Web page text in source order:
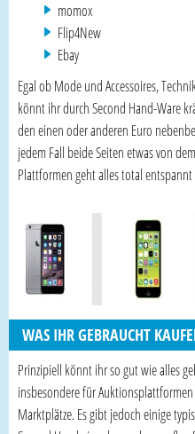
momox
Flip4New
Ebay
Egal ob Mode und Accessoires,
könnt ihr durch Second Hand-Ware
den einen oder anderen Euro
jedem Fall beide Seiten etwas von
Plattformen geht alles total
WAS IHR GEBRAUCHT
Prinzipiell könnt ihr so gut wie alles
insbesondere für
Marktplätze. Es gibt jedoch einige